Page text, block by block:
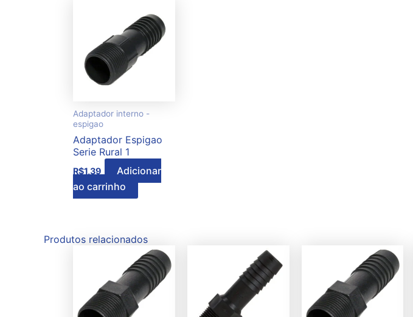
Adaptador interno -
espigao
Adaptador Espigao
Serie Rural 1
R$1,39
Adicionar
ao carrinho
Produtos relacionados